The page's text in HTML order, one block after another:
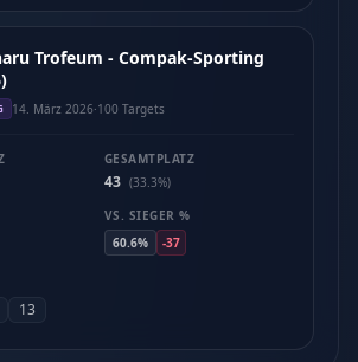
Trofeum - Compak-Sporting
14. März 2026·100 Targets
GESAMTPLATZ
43 (33.3%)
VS. SIEGER %
60.6%
-37
13